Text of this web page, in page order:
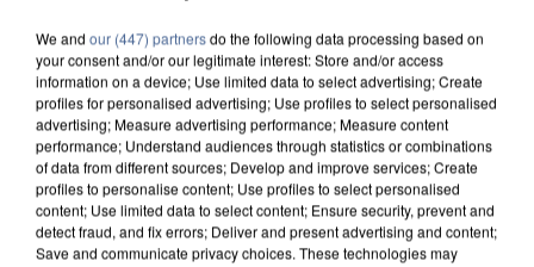
We and our (447) partnersdo the following data processing based on
your consent and/or our legitimate interest: Store and/or access
information on a device; Use limited data to select advertising; Create
profiles for personalised advertising; Use profiles to select personalised
advertising; Measure advertising performance; Measure content
performance; Understand audiences through statistics or combinations
of data from different sources; Develop and improve services; Create
profiles to personalise content; Use profiles to select personalised
content; Use limited data to select content; Ensure security, prevent and
detect fraud, and fix errors; Deliver and present advertising and content;
Save and communicate privacy choices. These technologies may